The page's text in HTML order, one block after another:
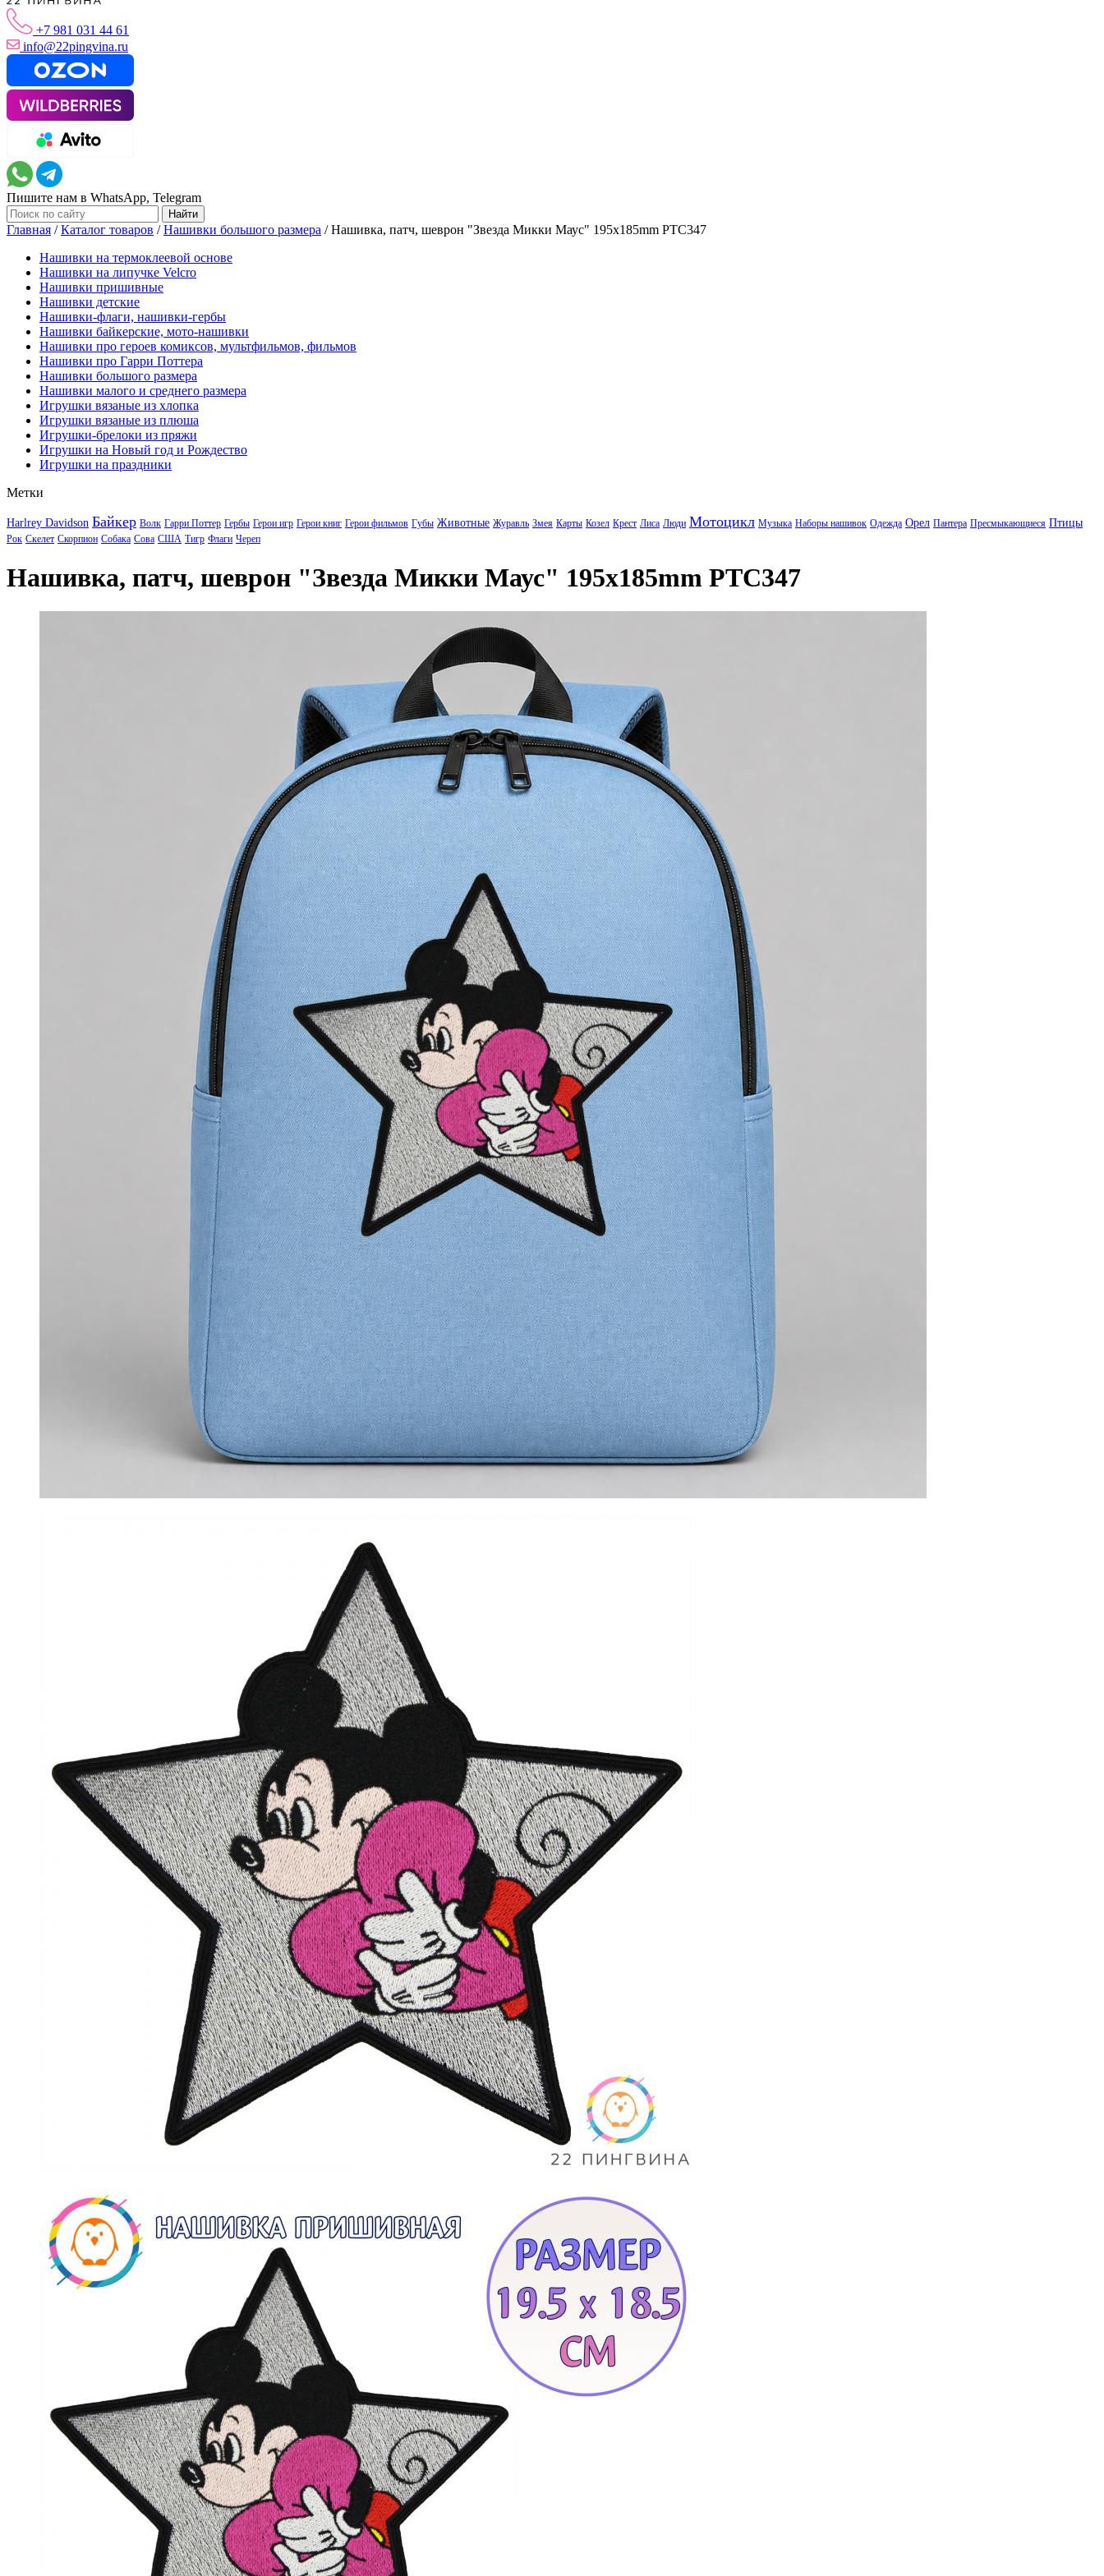
+7 981 031 44 61
info@22pingvina.ru
Пишите нам в WhatsApp, Telegram
Главная /Каталог товаров /Нашивки большого размера /Нашивка, патч, шеврон "Звезда Микки Маус" 195x185mm PTC347
Нашивки на термоклеевой основе
Нашивки на липучке Velcro
Нашивки пришивные
Нашивки детские
Нашивки-флаги, нашивки-гербы
Нашивки байкерские, мото-нашивки
Нашивки про героев комиксов, мультфильмов, фильмов
Нашивки про Гарри Поттера
Нашивки большого размера
Нашивки малого и среднего размера
Игрушки вязаные из хлопка
Игрушки вязаные из плюша
Игрушки-брелоки из пряжи
Игрушки на Новый год и Рождество
Игрушки на праздники
Метки
Harlrey Davidson Байкер Волк Гарри Поттер Гербы Герои игр Герои книг Герои фильмов Губы Животные Журавль Змея Карты Козел Крест Лиса Люди Мотоцикл Музыка Наборы нашивок Одежда Орел Пантера Пресмыкающиеся Птицы
Рок Скелет Скорпион Собака Сова США Тигр Флаги Череп
Нашивка, патч, шеврон "Звезда Микки Маус" 195x185mm PTC347